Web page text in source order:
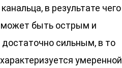
в результате чего
может быть острым и
сильным, в то
умеренной